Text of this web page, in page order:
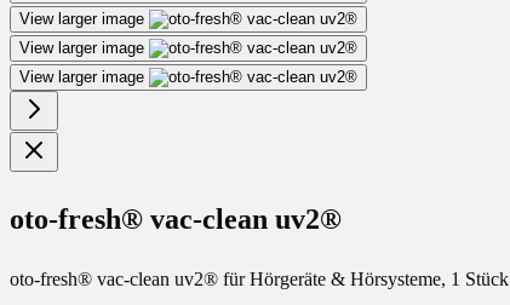
View larger image
View larger image
View larger image
oto-fresh® vac-clean uv2®
oto-fresh® vac-clean uv2® für Hörgeräte & Hörsysteme, 1 Stück